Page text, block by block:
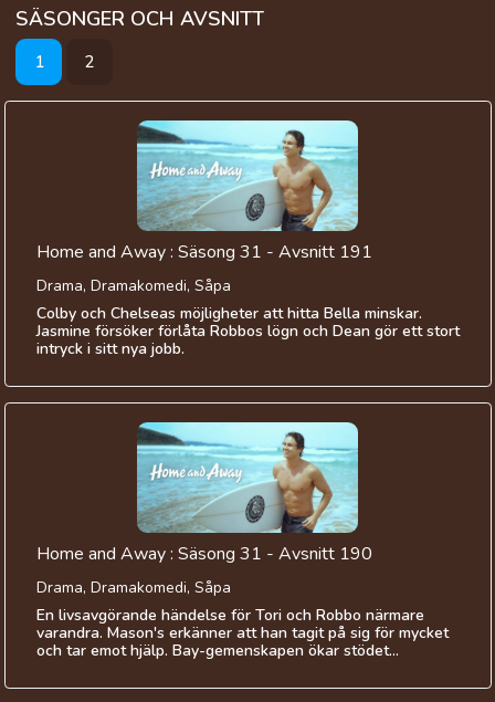
SÄSONGER OCH AVSNITT
1 2
Home and Away : Säsong 31 - Avsnitt 191
Drama, Dramakomedi, Såpa
Colby och Chelseas möjligheter att hitta Bella minskar.
Jasmine försöker förlåta Robbos lögn och Dean gör ett stort
intryck i sitt nya jobb.
Home and Away : Säsong 31 - Avsnitt 190
Drama, Dramakomedi, Såpa
En livsavgörande händelse för Tori och Robbo närmare
varandra. Mason's erkänner att han tagit på sig för mycket
och tar emot hjälp. Bay-gemenskapen ökar stödet...